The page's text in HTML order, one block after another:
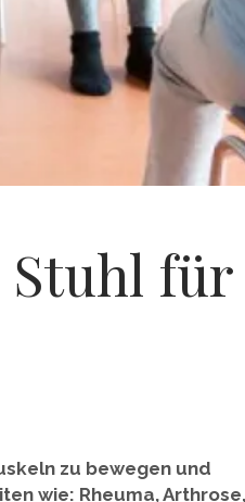
für
zu bewegen und
wie: Rheuma, Arthrose,